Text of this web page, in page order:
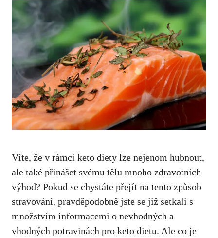
Víte, že v rámci keto diety ⁤lze⁣ nejenom hubnout,
ale také přinášet svému tělu mnoho zdravotních
výhod? Pokud se chystáte přejít na‍ tento způsob
stravování, pravděpodobně jste se již setkali s
množstvím informacemi o nevhodných a
vhodných potravinách pro ⁢keto dietu.​ Ale co je ​